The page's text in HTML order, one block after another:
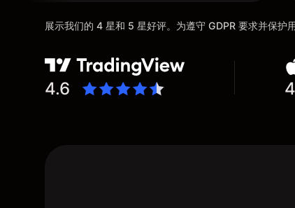
展示我们的 4 星和 5 星好评。为遵守 GDPR 要求并保护
4.6